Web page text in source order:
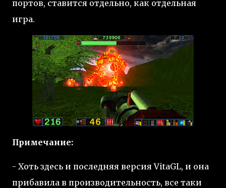
портов, ставится отдельно, как отдельная
игра.
Примечание:
- Хоть здесь и последняя версия VitaGL, и она
прибавила в производительность, все таки